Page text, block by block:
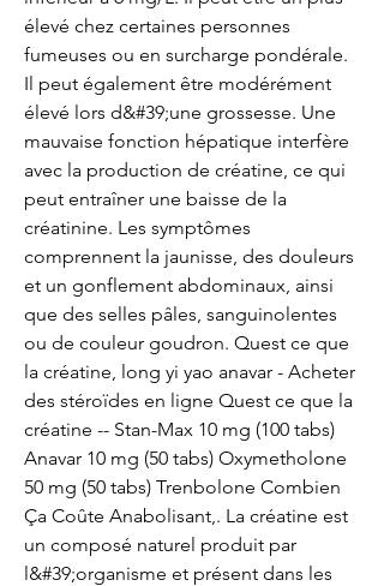
élevé chez certaines personnes
fumeuses ou en surcharge pondérale.
Il peut également être modérément
élevé lors d&#39;une grossesse. Une
mauvaise fonction hépatique interfère
avec la production de créatine, ce qui
peut entraîner une baisse de la
créatinine. Les symptômes
comprennent la jaunisse, des douleurs
et un gonflement abdominaux, ainsi
que des selles pâles, sanguinolentes
ou de couleur goudron. Quest ce que
la créatine, long yi yao anavar - Acheter
des stéroïdes en ligne Quest ce que la
créatine -- Stan-Max 10 mg (100 tabs)
Anavar 10 mg (50 tabs) Oxymetholone
50 mg (50 tabs) Trenbolone Combien
Ça Coûte Anabolisant,. La créatine est
un composé naturel produit par
l&#39;organisme et présent dans les